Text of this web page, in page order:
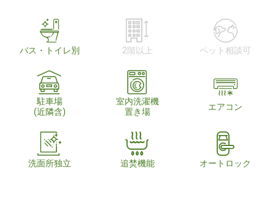
バス・トイレ別 2階以上 ペット相談可
駐車場
(近隣含)
室内洗濯機
置き場
エアコン
洗面所独立 追焚機能 オートロック